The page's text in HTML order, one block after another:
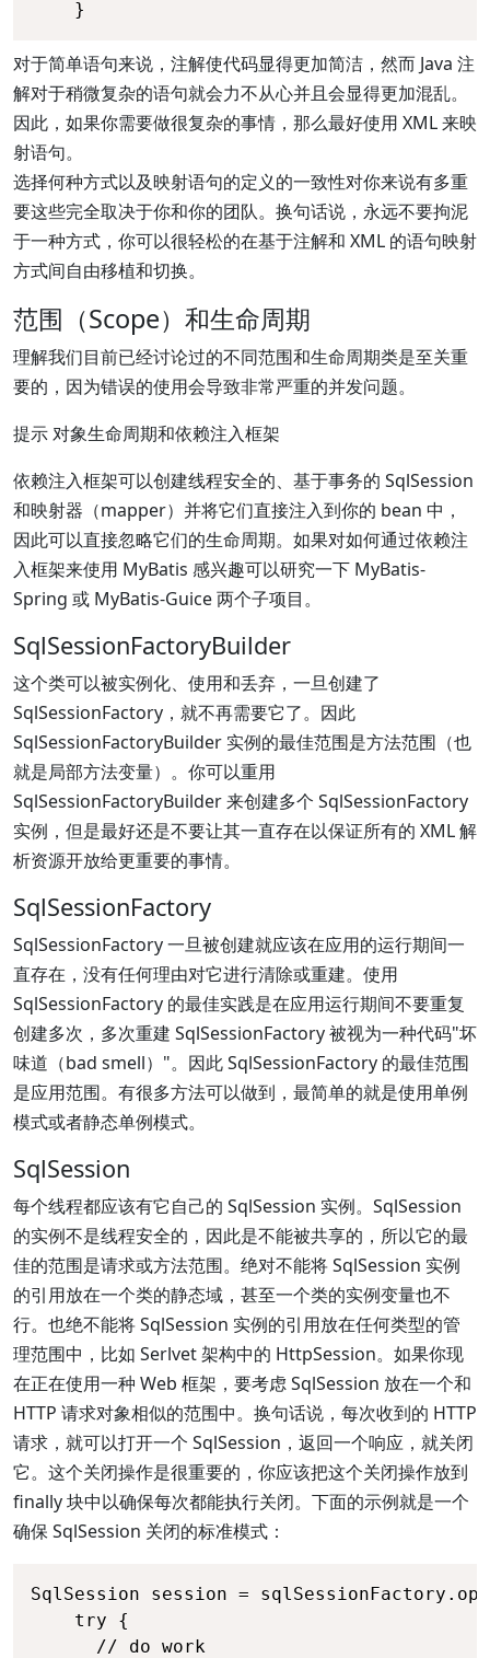
    }
对于简单语句来说，注解使代码显得更加简洁，然而 Java 注
解对于稍微复杂的语句就会力不从心并且会显得更加混乱。
因此，如果你需要做很复杂的事情，那么最好使用 XML 来映
射语句。
选择何种方式以及映射语句的定义的一致性对你来说有多重
要这些完全取决于你和你的团队。换句话说，永远不要拘泥
于一种方式，你可以很轻松的在基于注解和 XML 的语句映射
方式间自由移植和切换。
范围（Scope）和生命周期
理解我们目前已经讨论过的不同范围和生命周期类是至关重
要的，因为错误的使用会导致非常严重的并发问题。
提示 对象生命周期和依赖注入框架
依赖注入框架可以创建线程安全的、基于事务的 SqlSession
和映射器（mapper）并将它们直接注入到你的 bean 中，
因此可以直接忽略它们的生命周期。如果对如何通过依赖注
入框架来使用 MyBatis 感兴趣可以研究一下 MyBatis-
Spring 或 MyBatis-Guice 两个子项目。
SqlSessionFactoryBuilder
这个类可以被实例化、使用和丢弃，一旦创建了
SqlSessionFactory，就不再需要它了。因此
SqlSessionFactoryBuilder 实例的最佳范围是方法范围（也
就是局部方法变量）。你可以重用
SqlSessionFactoryBuilder 来创建多个 SqlSessionFactory
实例，但是最好还是不要让其一直存在以保证所有的 XML 解
析资源开放给更重要的事情。
SqlSessionFactory
SqlSessionFactory 一旦被创建就应该在应用的运行期间一
直存在，没有任何理由对它进行清除或重建。使用
SqlSessionFactory 的最佳实践是在应用运行期间不要重复
创建多次，多次重建 SqlSessionFactory 被视为一种代码"坏
味道（bad smell）"。因此 SqlSessionFactory 的最佳范围
是应用范围。有很多方法可以做到，最简单的就是使用单例
模式或者静态单例模式。
SqlSession
每个线程都应该有它自己的 SqlSession 实例。SqlSession
的实例不是线程安全的，因此是不能被共享的，所以它的最
佳的范围是请求或方法范围。绝对不能将 SqlSession 实例
的引用放在一个类的静态域，甚至一个类的实例变量也不
行。也绝不能将 SqlSession 实例的引用放在任何类型的管
理范围中，比如 Serlvet 架构中的 HttpSession。如果你现
在正在使用一种 Web 框架，要考虑 SqlSession 放在一个和
HTTP 请求对象相似的范围中。换句话说，每次收到的 HTTP
请求，就可以打开一个 SqlSession，返回一个响应，就关闭
它。这个关闭操作是很重要的，你应该把这个关闭操作放到
finally 块中以确保每次都能执行关闭。下面的示例就是一个
确保 SqlSession 关闭的标准模式：
SqlSession session =
    try {
      // do work